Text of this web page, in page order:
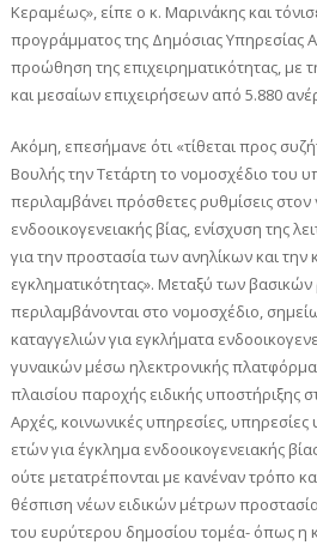
Κεραμέως», είπε ο κ. Μαρινάκης και
προγράμματος της Δημόσιας Υπηρεσίας
προώθηση της επιχειρηματικότητας, με
και μεσαίων επιχειρήσεων από 5.880
Ακόμη, επεσήμανε ότι «τίθεται προς
Βουλής την Τετάρτη το νομοσχέδιο του
περιλαμβάνει πρόσθετες ρυθμίσεις
ενδοοικογενειακής βίας, ενίσχυση της
για την προστασία των ανηλίκων και
εγκληματικότητας». Μεταξύ των
περιλαμβάνονται στο νομοσχέδιο,
καταγγελιών για εγκλήματα
γυναικών μέσω ηλεκτρονικής
πλαισίου παροχής ειδικής υποστήριξης
Αρχές, κοινωνικές υπηρεσίες, υπηρεσίες
ετών για έγκλημα ενδοοικογενειακής
ούτε μετατρέπονται με κανέναν τρόπο
θέσπιση νέων ειδικών μέτρων
του ευρύτερου δημοσίου τομέα- όπως η